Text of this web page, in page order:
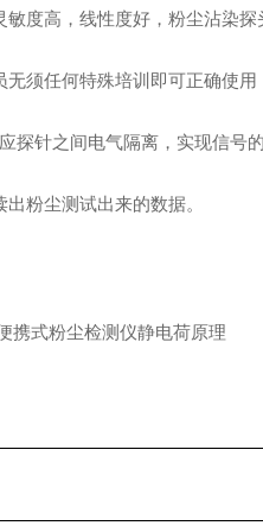
度高，线性度好，粉尘沾染
须任何特殊培训即可正确使用
探针之间电气隔离，实现信号的
粉尘测试出来的数据。